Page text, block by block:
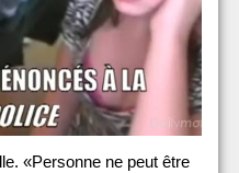
«Personne ne peut être